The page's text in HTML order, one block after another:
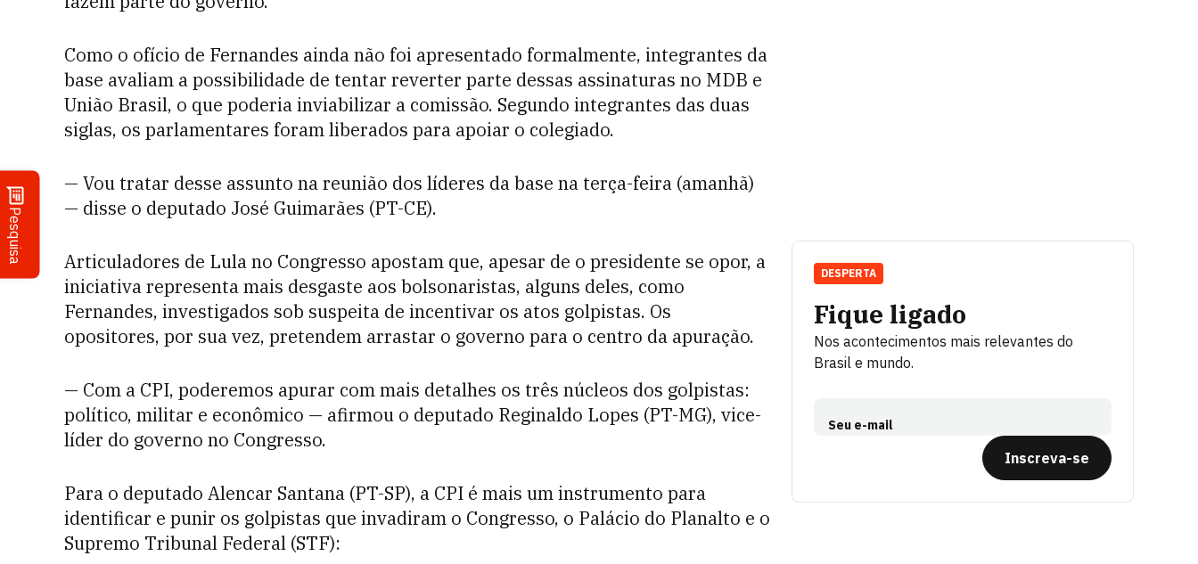
Pesquisa
Como o ofício de Fernandes ainda não foi apresentado formalmente, integrantes da
base avaliam a possibilidade de tentar reverter parte dessas assinaturas no MDB e
União Brasil, o que poderia inviabilizar a comissão. Segundo integrantes das duas
siglas, os parlamentares foram liberados para apoiar o colegiado.
— Vou tratar desse assunto na reunião dos líderes da base na terça-feira (amanhã)
— disse o deputado José Guimarães (PT-CE).
Articuladores de Lula no Congresso apostam que, apesar de o presidente se opor, a
iniciativa representa mais desgaste aos bolsonaristas, alguns deles, como
Fernandes, investigados sob suspeita de incentivar os atos golpistas. Os
opositores, por sua vez, pretendem arrastar o governo para o centro da apuração.
— Com a CPI, poderemos apurar com mais detalhes os três núcleos dos golpistas:
político, militar e econômico — afirmou o deputado Reginaldo Lopes (PT-MG), vice-
líder do governo no Congresso.
Para o deputado Alencar Santana (PT-SP), a CPI é mais um instrumento para
identificar e punir os golpistas que invadiram o Congresso, o Palácio do Planalto e o
Supremo Tribunal Federal (STF):
Fique ligado
Nos acontecimentos mais relevantes do
Brasil e mundo.
Seu e-mail
Inscreva-se
DESPERTA